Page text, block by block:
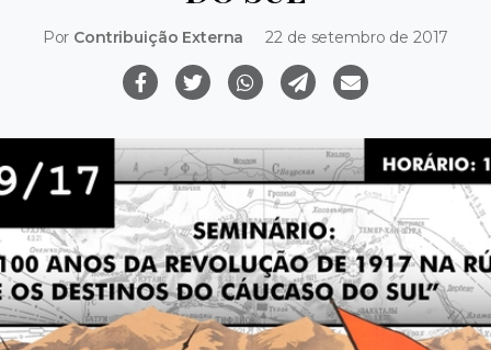
Por Contribuição Externa 22 de setembro de 2017